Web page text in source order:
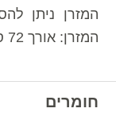
המזרן ניתן
המזרן: אורך 72 סמ. רוחב 35 סמ.
חומרים